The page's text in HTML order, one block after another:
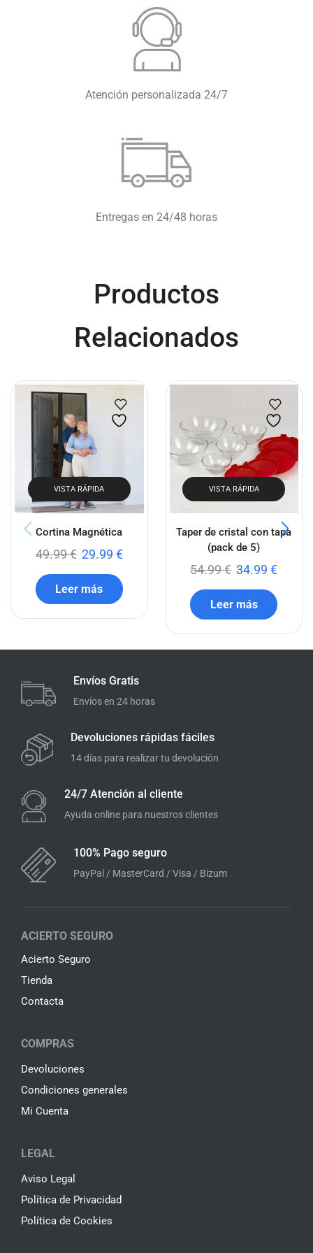
Atención personalizada 24/7
Entregas en 24/48 horas
Productos
Relacionados
VISTA RÁPIDA
Cortina Magnética
49.99€ 29.99 €
Leer más
VISTA RÁPIDA
Taper de cristal con tapa
(pack de 5)
54.99€ 34.99€
Leer más
Envíos Gratis
Envíos en 24 horas
Devoluciones rápidas fáciles
14 días para realizar tu devolución
24/7 Atención al cliente
Ayuda online para nuestros clientes
100% Pago seguro
PayPal / MasterCard / Visa / Bizum
ACIERTO SEGURO
Acierto Seguro
Tienda
Contacta
COMPRAS
Devoluciones
Condiciones generales
Mi Cuenta
LEGAL
Aviso Legal
Política de Privacidad
Política de Cookies